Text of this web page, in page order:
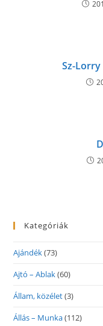
Sz-
Kategóriák
Ajándék(73)
Ajtó – Ablak(60)
Állam, közélet(3)
Állás – Munka(112)